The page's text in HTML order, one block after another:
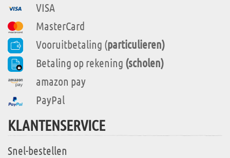
VISA
MasterCard
Vooruitbetaling (particulieren)
Betaling op rekening (scholen)
amazon pay
PayPal
KLANTENSERVICE
Snel-bestellen